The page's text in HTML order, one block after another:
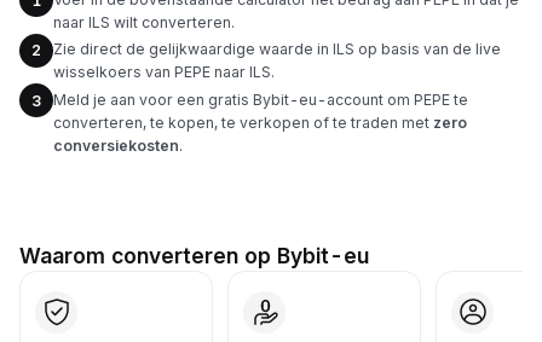
naar ILS wilt converteren.
2
Zie direct de gelijkwaardige waarde in ILS op basis van de live
wisselkoers van PEPE naar ILS.
3
Meld je aan voor een gratis Bybit-eu-account om PEPE te
converteren, te kopen, te verkopen of te traden met zero
conversiekosten.
Waarom converteren op Bybit-eu